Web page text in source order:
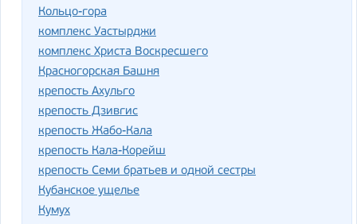
Кольцо-гора
комплекс Уастырджи
комплекс Христа Воскресшего
Красногорская Башня
крепость Ахульго
крепость Дзивгис
крепость Жабо-Кала
крепость Кала-Корейш
крепость Семи братьев и одной сестры
Кубанское ущелье
Кумух